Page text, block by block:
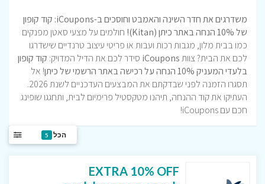
משדרגים את חדר השינה והאמבט וחוסכים ב-iCoupons: קוד קופון
של 10% הנחה באתר כיתן (Kitan)!
חולמים על מצעי סאטן מפנקים
כמו בבית מלון, מגבות רכות ועבות או פריטי עיצוב טרנדיים שישדרגו
לכם את הבית? צוותiCoupons סידר לכם את הדיל המדויק: קוד קופון
בלעדי המעניק 10% הנחה על רכישה באתר הרשמי של כיתן
! אל
תסגרו הזמנה לפני שבדקתם את המבצעים העדכניים לשנת 2026.
העתיקו את קוד ההנחה, תיהנו מטקסטיל פרימיום לבית, ותחגגו שופינג
חכם עם iCoupons!
הכל 5
EXTRA 10% OFF